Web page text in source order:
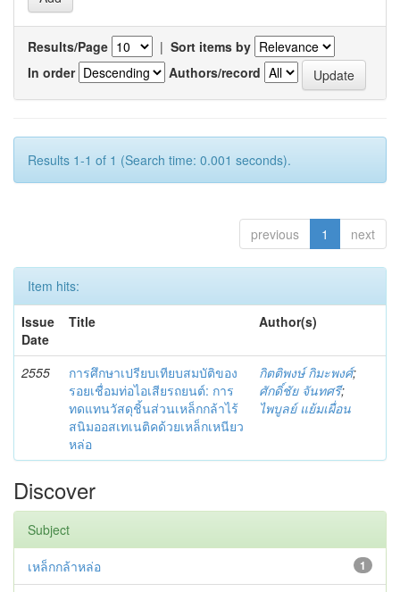
Results/Page | Sort items by
In order
Authors/record
Results 1-1 of 1 (Search time: 0.001 seconds).
previous 1 next
Item hits:
Issue
Date
Title Author(s)
2555
การศึกษาเปรียบเทียบสมบัติของ
รอยเชื่อมท่อไอเสียรถยนต์: การ
ทดแทนวัสดุชิ้นส่วนเหล็กกล้าไร้
สนิมออสเทเนติคด้วยเหล็กเหนียว
หล่อ
กิตติพงษ์ กิมะพงศ์;
ศักดิ์ชัย จันทศรี;
ไพบูลย์ แย้มเผื่อน
Discover
Subject
1
เหล็กกล้าหล่อ